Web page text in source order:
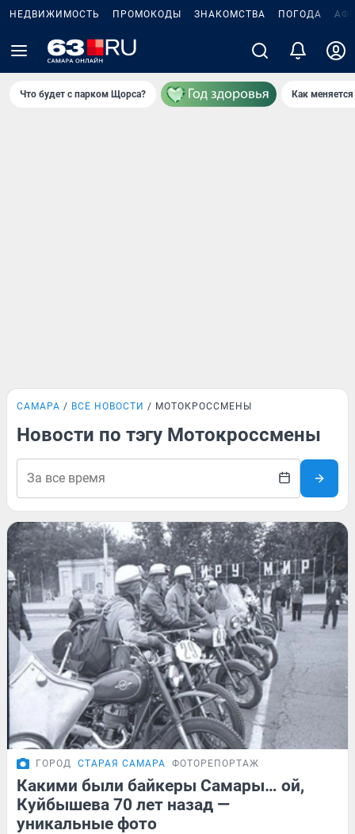
НЕДВИЖИМОСТЬ ПРОМОКОДЫ ЗНАКОМСТВА ПОГОДА
Что будет с парком Щорса? Как
САМАРА ВСЕ НОВОСТИ МОТОКРОССМЕНЫ
Новости по тэгу Мотокроссмены
ГОРОД СТАРАЯ САМАРА ФОТОРЕПОРТАЖ
Какими были байкеры Самары… ой,
Куйбышева 70 лет назад —
уникальные фото